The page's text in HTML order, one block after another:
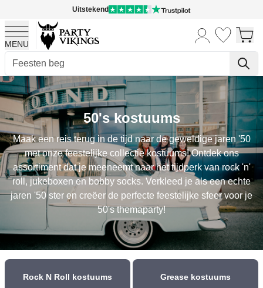
Uitstekend
MENU
Ga naar de inhoud
50's kostuums
Maak een reis terug in de tijd naar de geweldige jaren '50
met onze feestelijke collectie kostuums! Ontdek ons
assortiment dat je meeneemt naar het tijdperk van rock 'n'
roll, jukeboxen en bobby socks. Verkleed je als een echte
jaren '50 ster en creëer de perfecte feestelijke sfeer voor je
50's themaparty!
Rock N Roll kostuums Grease kostuums